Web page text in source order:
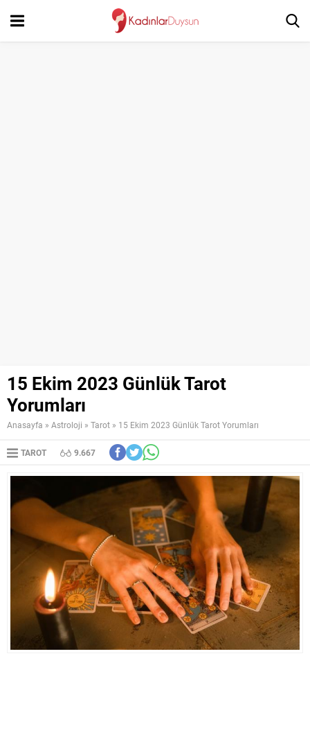
15 Ekim 2023 Günlük Tarot
Yorumları
Anasayfa » Astroloji » Tarot » 15 Ekim 2023 Günlük Tarot Yorumları
TAROT 9.667